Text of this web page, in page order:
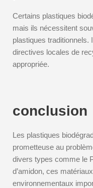
Certains plastiques
mais ils nécessitent
plastiques traditionnels.
directives locales de
appropriée.
conclusion
Les plastiques
prometteuse au
divers types comme le
d’amidon, ces
environnementaux